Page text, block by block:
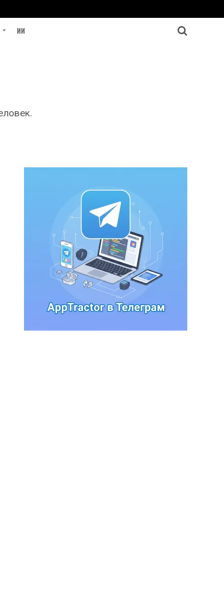
ИИ